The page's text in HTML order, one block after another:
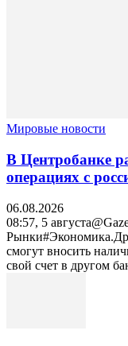
Мировые новости
В Центробанке
операциях с
06.08.2026
08:57, 5
смогут вносить
свой счет в другом